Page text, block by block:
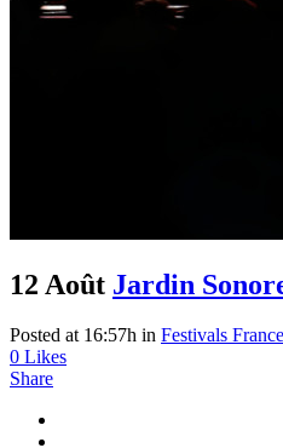
12 Août Jardin
Posted at 16:57h in Festivals France
0 Likes
Share